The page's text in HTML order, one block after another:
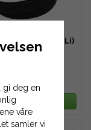
B76 - 1930 mm (Li)
300 kr
TIL HANDLEKURV
gi deg en
våre
samler vi